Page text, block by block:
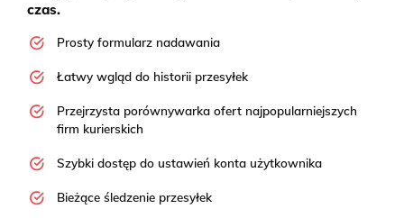
czas.
Prosty formularz nadawania
Łatwy wgląd do historii przesyłek
Przejrzysta porównywarka ofert najpopularniejszych
firm kurierskich
Szybki dostęp do ustawień konta użytkownika
Bieżące śledzenie przesyłek